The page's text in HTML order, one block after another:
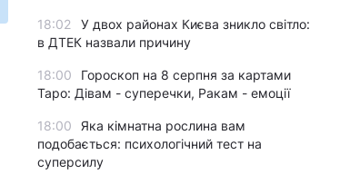
18:02
У двох районах Києва зникло світло:
в ДТЕК назвали причину
18:00
Гороскоп на 8 серпня за картами
Таро: Дівам - суперечки, Ракам - емоції
18:00
Яка кімнатна рослина вам
подобається: психологічний тест на
суперсилу